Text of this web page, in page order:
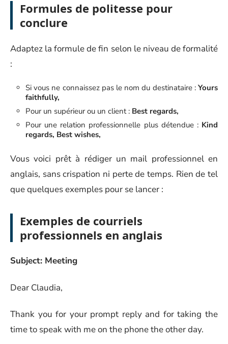
Formules de politesse pour
conclure
Adaptez la formule de fin selon le niveau de formalité
:
Si vous ne connaissez pas le nom du destinataire : Yours
faithfully,
Pour un supérieur ou un client : Best regards,
Pour une relation professionnelle plus détendue : Kind
regards, Best wishes,
Vous voici prêt à rédiger un mail professionnel en
anglais, sans crispation ni perte de temps. Rien de tel
que quelques exemples pour se lancer :
Exemples de courriels
professionnels en anglais
Subject: Meeting
Dear Claudia,
Thank you for your prompt reply and for taking the
time to speak with me on the phone the other day.